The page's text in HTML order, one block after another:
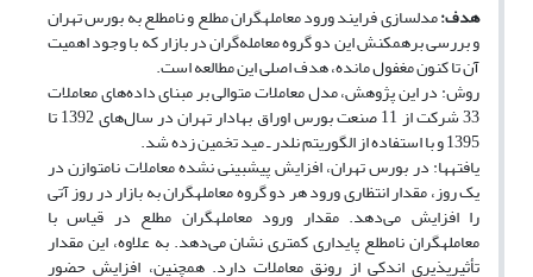
هدف:
مدل‎سازی فرایند ورود معامله‎گران مطلع و نامطلع به بورس تهران
و بررسی برهم‎کنش این دو گروه معامله‌گران در بازار که با وجود اهمیت
آن تا‎ کنون مغفول مانده، هدف اصلی این مطالعه است.
روش: در این پژوهش، مدل معاملات متوالی بر مبنای داده‌های معاملات
33 شرکت از 11 صنعت بورس اوراق بهادار تهران در سال‌های 1392 تا
1395 و با استفاده از الگوریتم نلدر ـ مید تخمین زده شد.
یافته‎ها: در بورس تهران، افزایش پیش‎بینی نشده معاملات نامتوازن در
یک روز، مقدار انتظاری ورود هر‎ دو گروه معامله‎گران به بازار در روز آتی
را افزایش می‌دهد. مقدار ورود معامله‎گران مطلع در قیاس با
معامله‎گران نامطلع پایداری کمتری نشان می‌دهد. به علاوه، این مقدار
تأثیرپذیری اندکی از رونق معاملات دارد. همچنین، افزایش حضور